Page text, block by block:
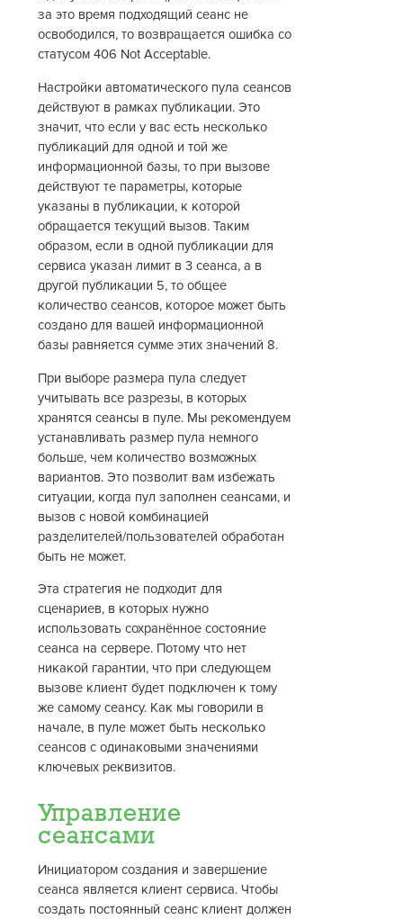
за это время подходящий сеанс не
освободился, то возвращается ошибка со
статусом 406 Not Acceptable.
Настройки автоматического пула сеансов
действуют в рамках публикации. Это
значит, что если у вас есть несколько
публикаций для одной и той же
информационной базы, то при вызове
действуют те параметры, которые
указаны в публикации, к которой
обращается текущий вызов. Таким
образом, если в одной публикации для
сервиса указан лимит в 3 сеанса, а в
другой публикации 5, то общее
количество сеансов, которое может быть
создано для вашей информационной
базы равняется сумме этих значений 8.
При выборе размера пула следует
учитывать все разрезы, в которых
хранятся сеансы в пуле. Мы рекомендуем
устанавливать размер пула немного
больше, чем количество возможных
вариантов. Это позволит вам избежать
ситуации, когда пул заполнен сеансами, и
вызов с новой комбинацией
разделителей/пользователей обработан
быть не может.
Эта стратегия не подходит для
сценариев, в которых нужно
использовать сохранённое состояние
сеанса на сервере. Потому что нет
никакой гарантии, что при следующем
вызове клиент будет подключен к тому
же самому сеансу. Как мы говорили в
начале, в пуле может быть несколько
сеансов с одинаковыми значениями
ключевых реквизитов.
Управление
сеансами
Инициатором создания и завершение
сеанса является клиент сервиса. Чтобы
создать постоянный сеанс клиент должен